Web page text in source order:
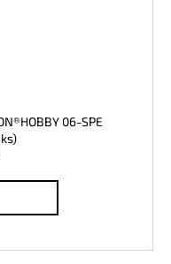
06-SPE